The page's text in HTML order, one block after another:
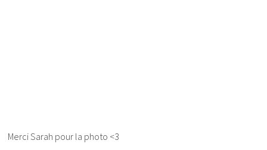
Merci Sarah pour la photo <3